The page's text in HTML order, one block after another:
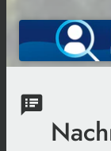
speaker_notes